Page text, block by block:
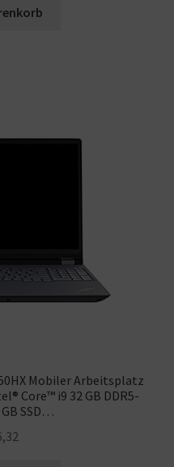
Mobiler Arbeitsplatz
Core™ i9 32 GB DDR5-
GB SSD…